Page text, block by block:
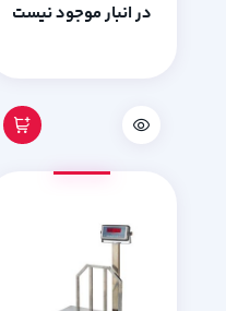
در انبار موجود نیست